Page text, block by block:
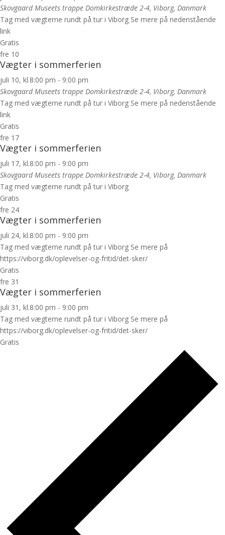
Skovgaard Museets trappe Domkirkestræde 2-4, Viborg, Danmark
Tag med vægterne rundt på tur i Viborg Se mere på nedenstående
link
Gratis
fre 10
Vægter i sommerferien
juli 10, kl.8:00 pm - 9:00 pm
Skovgaard Museets trappe Domkirkestræde 2-4, Viborg, Danmark
Tag med vægterne rundt på tur i Viborg Se mere på nedenstående
link
Gratis
fre 17
Vægter i sommerferien
juli 17, kl.8:00 pm - 9:00 pm
Skovgaard Museets trappe Domkirkestræde 2-4, Viborg, Danmark
Tag med vægterne rundt på tur i Viborg
Gratis
fre 24
Vægter i sommerferien
juli 24, kl.8:00 pm - 9:00 pm
Tag med vægterne rundt på tur i Viborg Se mere på
https://viborg.dk/oplevelser-og-fritid/det-sker/
Gratis
fre 31
Vægter i sommerferien
juli 31, kl.8:00 pm - 9:00 pm
Tag med vægterne rundt på tur i Viborg Se mere på
https://viborg.dk/oplevelser-og-fritid/det-sker/
Gratis